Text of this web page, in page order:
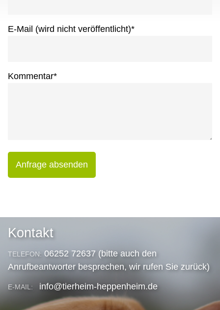
E-Mail (wird nicht veröffentlicht)*
Kommentar*
Anfrage absenden
Kontakt
TELEFON: 06252 72637 (bitte auch den
Anrufbeantworter besprechen, wir rufen Sie zurück)
E-MAIL: info@tierheim-heppenheim.de